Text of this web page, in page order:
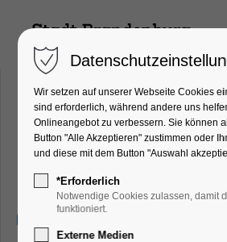
Vorlesewettbewerb
Stadtentscheid
Kinder, Jugend, Lesung
Wir setzen auf unserer Webseite Cookies
sind erforderlich, während andere uns
Onlineangebot zu verbessern. Sie können
Button "Alle Akzeptieren" zustimmen oder
und diese mit dem Button "Auswahl
*Erforderlich
Notwendige Cookies zulassen, damit
funktioniert.
Externe Medien